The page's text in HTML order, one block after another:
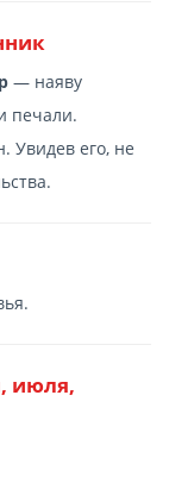
— наяву
печали.
Увидев его, не
июля,